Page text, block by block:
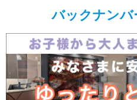
バックナンバ